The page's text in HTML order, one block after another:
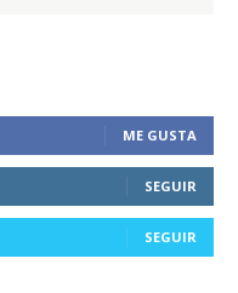
ME GUSTA
SEGUIR
SEGUIR